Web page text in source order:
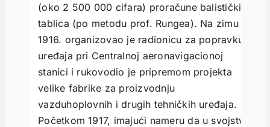
(oko 2 500 000 cifara) proračune balističkih
tablica (po metodu prof. Rungea). Na zimu
1916. organizovao je radionicu za popravku
uređaja pri Centralnoj aeronavigacionoj
stanici i rukovodio je pripremom projekta
velike fabrike za proizvodnju
vazduhoplovnih i drugih tehničkih uređaja.
Početkom 1917, imajući nameru da u svojstvu